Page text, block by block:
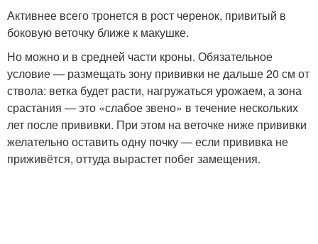
Активнее всего тронется в рост черенок, привитый в
боковую веточку ближе к макушке.
Но можно и в средней части кроны. Обязательное
условие — размещать зону прививки не дальше 20 см от
ствола: ветка будет расти, нагружаться урожаем, а зона
срастания — это «слабое звено» в течение нескольких
лет после прививки. При этом на веточке ниже прививки
желательно оставить одну почку — если прививка не
приживётся, оттуда вырастет побег замещения.